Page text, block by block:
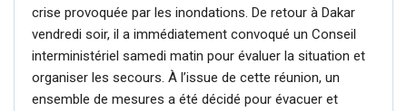
crise provoquée par les inondations. De retour à Dakar
vendredi soir, il a immédiatement convoqué un Conseil
interministériel samedi matin pour évaluer la situation et
organiser les secours. À l’issue de cette réunion, un
ensemble de mesures a été décidé pour évacuer et